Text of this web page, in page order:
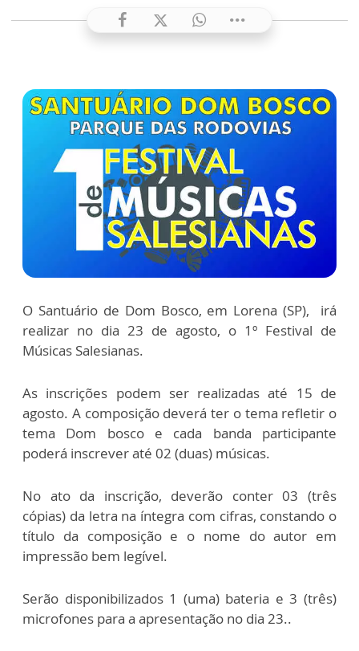
O Santuário de Dom Bosco, em Lorena (SP), irá
realizar no dia 23 de agosto, o 1º Festival de
Músicas Salesianas.
As inscrições podem ser realizadas até 15 de
agosto. A composição deverá ter o tema refletir o
tema Dom bosco e cada banda participante
poderá inscrever até 02 (duas) músicas.
No ato da inscrição, deverão conter 03 (três
cópias) da letra na íntegra com cifras, constando o
título da composição e o nome do autor em
impressão bem legível.
Serão disponibilizados 1 (uma) bateria e 3 (três)
microfones para a apresentação no dia 23..